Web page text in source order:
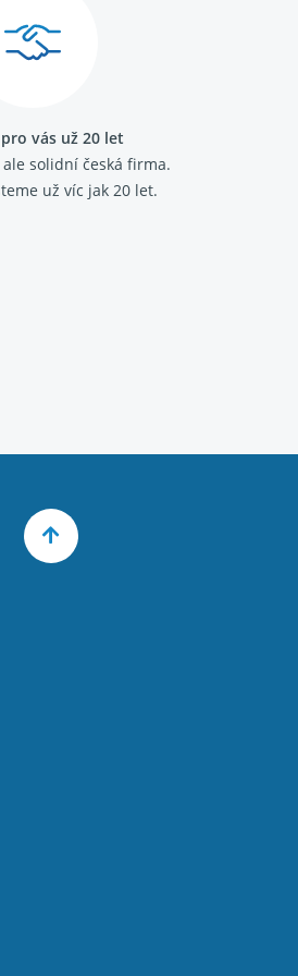
vás už 20 let
solidní česká firma.
už víc jak 20 let.